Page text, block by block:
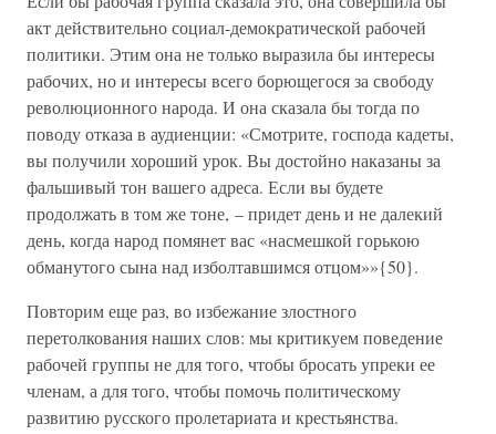
акт действительно социал-демократической рабочей
политики. Этим она не только выразила бы интересы
рабочих, но и интересы всего борющегося за свободу
революционного народа. И она сказала бы тогда по
поводу отказа в аудиенции: «Смотрите, господа кадеты,
вы получили хороший урок. Вы достойно наказаны за
фальшивый тон вашего адреса. Если вы будете
продолжать в том же тоне, – придет день и не далекий
день, когда народ помянет вас «насмешкой горькою
обманутого сына над изболтавшимся отцом»»{50}.
Повторим еще раз, во избежание злостного
перетолкования наших слов: мы критикуем поведение
рабочей группы не для того, чтобы бросать упреки ее
членам, а для того, чтобы помочь политическому
развитию русского пролетариата и крестьянства.